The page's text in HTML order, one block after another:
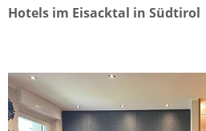
Hotels im Eisacktal in Südtirol